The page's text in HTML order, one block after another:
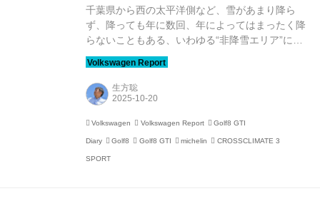
千葉県から西の太平洋側など、雪があまり降ら
ず、降っても年に数回、年によってはまったく降
らないこともある、いわゆる“非降雪エリア”にお
いて、着実に認知度と普及率が高まっている「オ
ールシーズンタイヤ」。この“雪も走れる夏タイ
ヤ”の最新モデル「MICHELIN CROSSCLIMATE 3
SPORT（クロスクライメート スリー スポー
てみることにしました。 オールシーズンタイヤ
は、1年を通して安全で快適なドライブを楽しめ
るタイヤです。サマータイヤと同じような走行性
生方聡
Volkswagen Volkswagen Report Golf8 GTI
Diary Golf8 Golf8 GTI michelin CROSSCLIMATE 3
SPORT